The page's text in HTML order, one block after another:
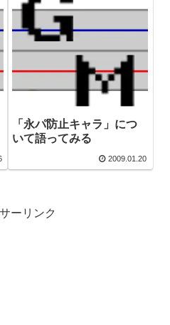
「永パ防止キャラ」につ
いて語ってみる
2009.01.20
ーリンク